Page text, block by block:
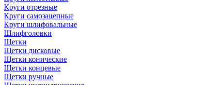
Круги отрезные
Круги самозацепные
Круги шлифовальные
Шлифголовки
Щетки
Щетки дисковые
Щетки конические
Щетки концевые
Щетки ручные